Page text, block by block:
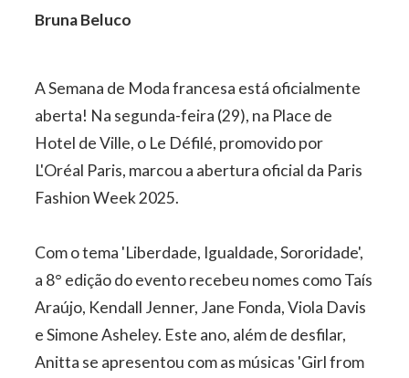
Bruna Beluco
A Semana de Moda francesa está oficialmente
aberta! Na segunda-feira (29), na Place de
Hotel de Ville, o Le Défilé, promovido por
L'Oréal Paris, marcou a abertura oficial da Paris
Fashion Week 2025.
Com o tema 'Liberdade, Igualdade, Sororidade',
a 8° edição do evento recebeu nomes como Taís
Araújo, Kendall Jenner, Jane Fonda, Viola Davis
e Simone Asheley. Este ano, além de desfilar,
Anitta se apresentou com as músicas 'Girl from